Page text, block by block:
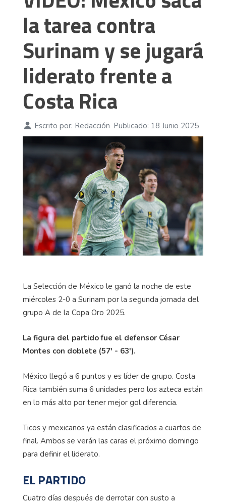
la tarea contra
Surinam y se jugará
liderato frente a
Costa Rica
Escrito por: Redacción Publicado: 18 Junio 2025
La Selección de México le ganó la noche de este
miércoles 2-0 a Surinam por la segunda jornada del
grupo A de la Copa Oro 2025.
La figura del partido fue el defensor César
Montes con doblete (57' - 63').
México llegó a 6 puntos y es líder de grupo. Costa
Rica también suma 6 unidades pero los azteca están
en lo más alto por tener mejor gol diferencia.
Ticos y mexicanos ya están clasificados a cuartos de
final. Ambos se verán las caras el próximo domingo
para definir el liderato.
EL PARTIDO
Cuatro días después de derrotar con susto a